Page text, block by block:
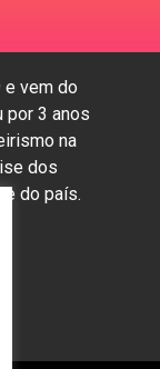
vem do
por 3 anos
na
dos
do país.